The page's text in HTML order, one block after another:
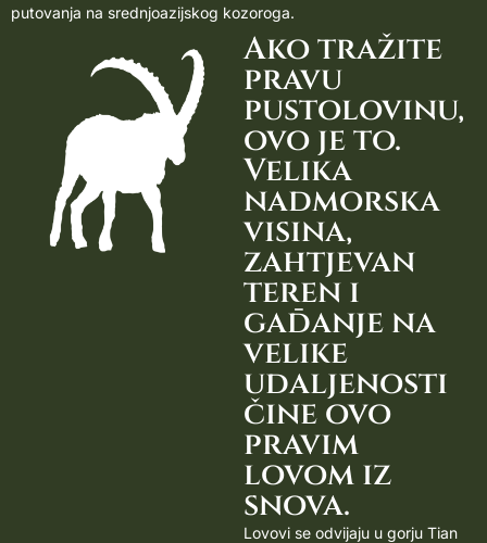
Ako tražite
pravu
pustolovinu,
ovo je to.
Velika
nadmorska
visina,
zahtjevan
teren i
gađanje na
velike
udaljenosti
čine ovo
pravim
lovom iz
snova.
Lovovi se odvijaju u gorju Tian
putovanja na srednjoazijskog kozoroga.